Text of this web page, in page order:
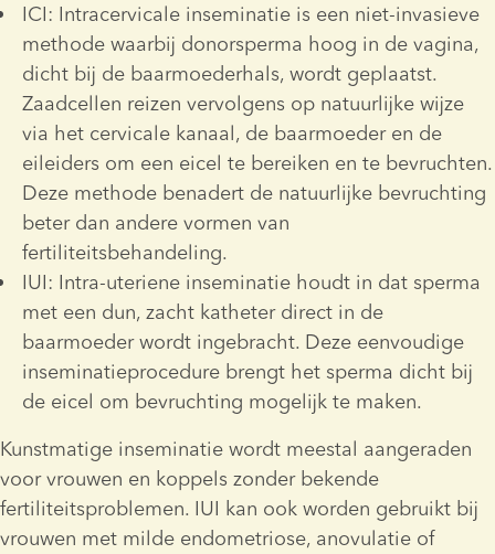
ICI: Intracervicale inseminatie is een niet-invasieve
methode waarbij donorsperma hoog in de vagina,
dicht bij de baarmoederhals, wordt geplaatst.
Zaadcellen reizen vervolgens op natuurlijke wijze
via het cervicale kanaal, de baarmoeder en de
eileiders om een eicel te bereiken en te bevruchten.
Deze methode benadert de natuurlijke bevruchting
beter dan andere vormen van
fertiliteitsbehandeling.
IUI: Intra-uteriene inseminatie houdt in dat sperma
met een dun, zacht katheter direct in de
baarmoeder wordt ingebracht. Deze eenvoudige
inseminatieprocedure brengt het sperma dicht bij
de eicel om bevruchting mogelijk te maken.
Kunstmatige inseminatie wordt meestal aangeraden
voor vrouwen en koppels zonder bekende
fertiliteitsproblemen. IUI kan ook worden gebruikt bij
vrouwen met milde endometriose, anovulatie of